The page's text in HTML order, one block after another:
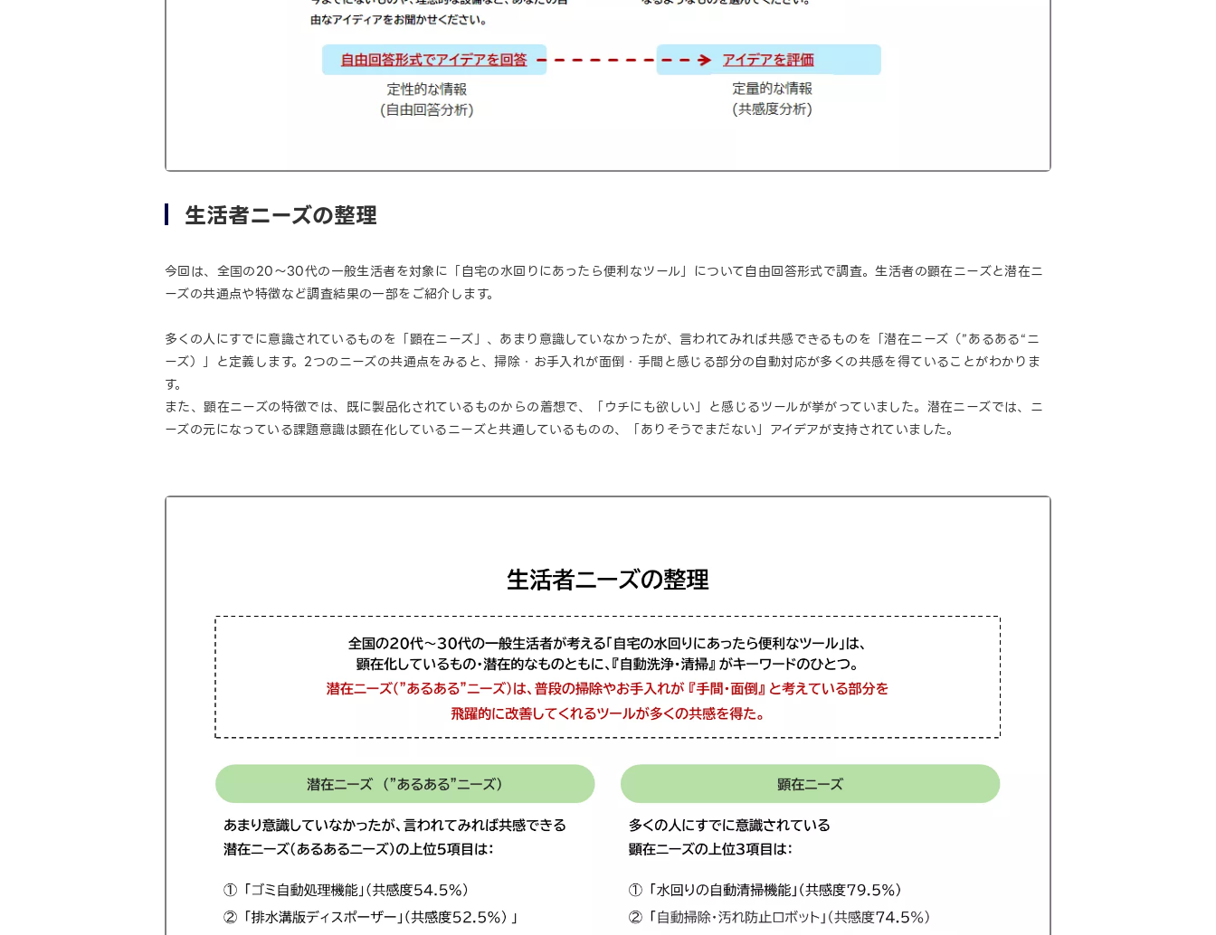
生活者ニーズの整理
今回は、全国の20～30代の一般生活者を対象に「自宅の水回りにあったら便利なツール」について自由回答形式で調査。生活者の顕在ニーズと潜在ニ
ーズの共通点や特徴など調査結果の一部をご紹介します。
多くの人にすでに意識されているものを「顕在ニーズ」、あまり意識していなかったが、言われてみれば共感できるものを「潜在ニーズ（”あるある“ニ
ーズ）」と定義します。2つのニーズの共通点をみると、掃除・お手入れが面倒・手間と感じる部分の自動対応が多くの共感を得ていることがわかりま
す。
また、顕在ニーズの特徴では、既に製品化されているものからの着想で、「ウチにも欲しい」と感じるツールが挙がっていました。潜在ニーズでは、ニ
ーズの元になっている課題意識は顕在化しているニーズと共通しているものの、「ありそうでまだない」アイデアが支持されていました。